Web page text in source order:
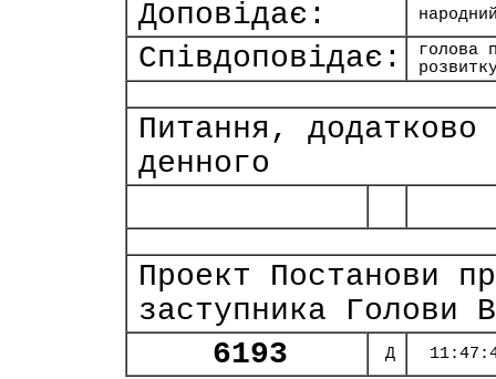
Доповідає:
Співдоповідає:
голова
Питання,
денного
Проект Постанови
заступника Голови
6193
Д